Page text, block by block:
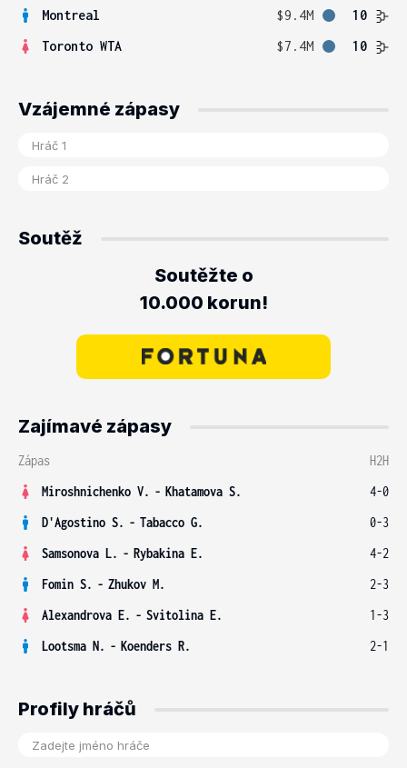
Montreal $9.4M
10
Toronto WTA
$7.4M 10
Vzájemné zápasy
Soutěž
Soutěžte o
10.000 korun!
Zajímavé zápasy
Zápas
H2H
Miroshnichenko V. - Khatamova S.
4-0
D'Agostino S. - Tabacco G.
0-3
Samsonova L. - Rybakina E.
4-2
Fomin S. - Zhukov M.
2-3
Alexandrova E. - Svitolina E.
1-3
Lootsma N. - Koenders R. 2-1
Profily hráčů